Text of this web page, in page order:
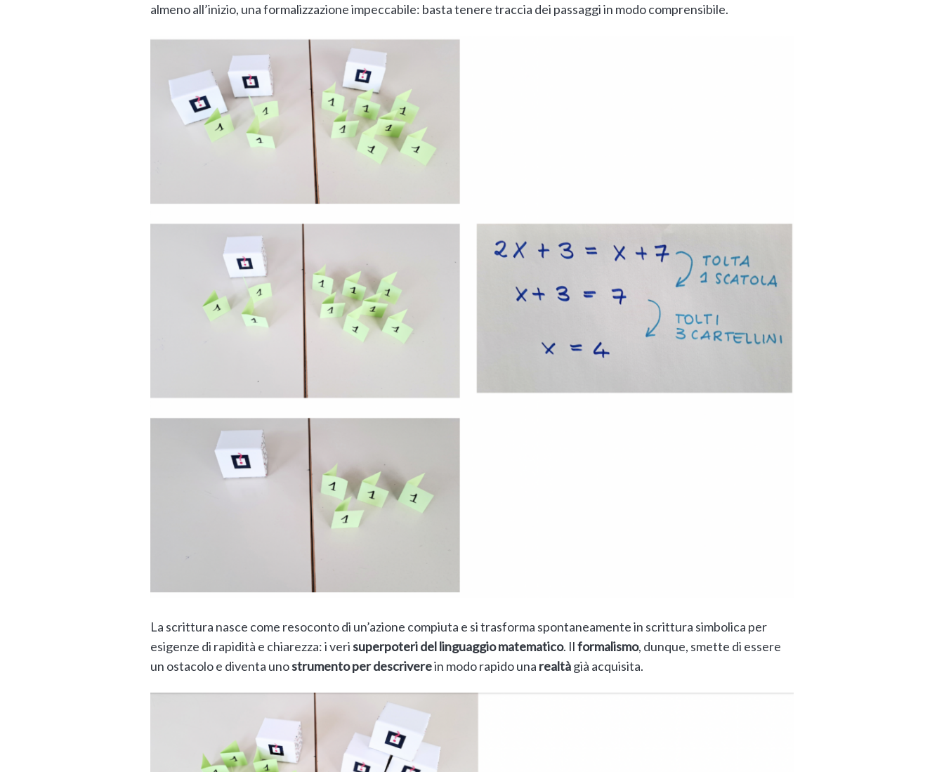
almeno all’inizio, una formalizzazione impeccabile: basta tenere traccia dei passaggi in modo comprensibile.
La scrittura nasce come resoconto di un’azione compiuta e si trasforma spontaneamente in scrittura simbolica per
esigenze di rapidità e chiarezza: i verisuperpoteri del linguaggio matematico. Ilformalismo, dunque, smette di essere
un ostacolo e diventa unostrumento per descriverein modo rapido una realtàgià acquisita.